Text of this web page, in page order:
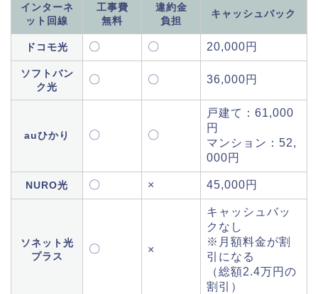
インターネ
ット回線
工事費
無料
違約金
負担
キャッシュバック
ドコモ光 〇 〇 20,000円
ソフトバン
ク光
〇 〇 36,000円
auひかり 〇 〇
戸建て：61,000
円
マンション：52,
000円
NURO光 〇 × 45,000円
ソネット光
プラス
〇 ×
キャッシュバッ
クなし
※月額料金が割
引になる
（総額2.4万円の
割引）